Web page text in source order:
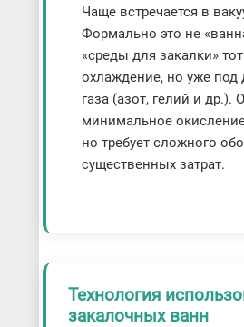
Чаще встречается в
Формально это не
«среды для закалки»
охлаждение, но уже под
газа (азот, гелий и др.).
минимальное
но требует сложного
существенных затрат.
Технология
закалочных ванн